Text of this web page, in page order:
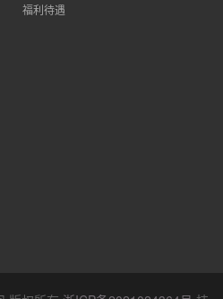
福利待遇